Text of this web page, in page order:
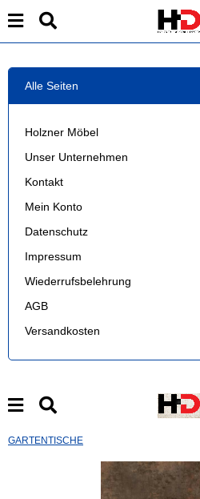
Alle Seiten
Holzner Möbel
Unser Unternehmen
Kontakt
Mein Konto
Datenschutz
Impressum
Wiederrufsbelehrung
AGB
Versandkosten
GARTENTISCHE